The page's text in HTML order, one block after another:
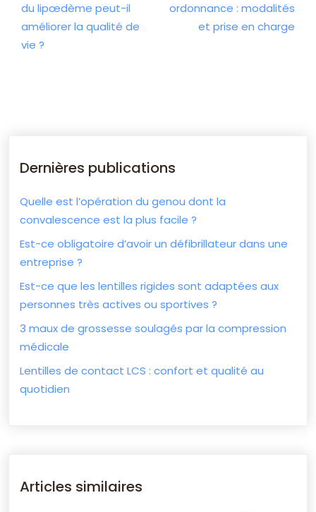
du lipœdème peut-il
améliorer la qualité de
vie ?
ordonnance : modalités
et prise en charge
Dernières publications
Quelle est l’opération du genou dont la
convalescence est la plus facile ?
Est-ce obligatoire d’avoir un défibrillateur dans une
entreprise ?
Est-ce que les lentilles rigides sont adaptées aux
personnes très actives ou sportives ?
3 maux de grossesse soulagés par la compression
médicale
Lentilles de contact LCS : confort et qualité au
quotidien
Articles similaires